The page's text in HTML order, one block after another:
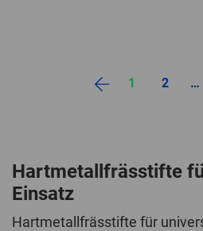
1 2 …
Hartmetallfrässtifte
Einsatz
Hartmetallfrässtifte für